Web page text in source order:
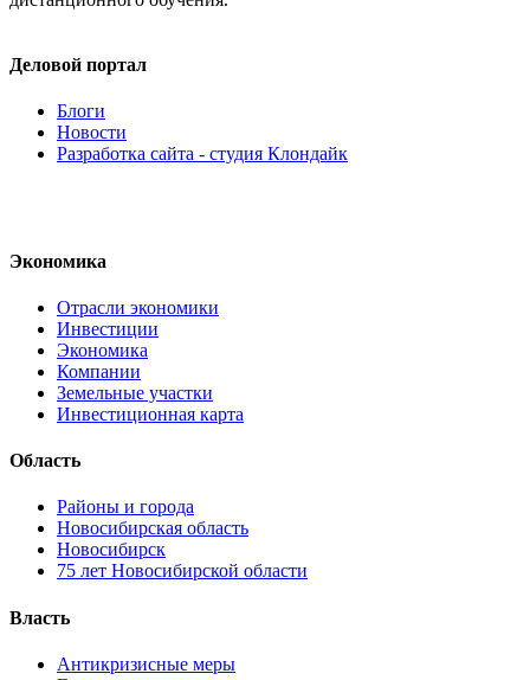
Деловой портал
Блоги
Новости
Разработка сайта - студия Клондайк
Экономика
Отрасли экономики
Инвестиции
Экономика
Компании
Земельные участки
Инвестиционная карта
Область
Районы и города
Новосибирская область
Новосибирск
75 лет Новосибирской области
Власть
Антикризисные меры